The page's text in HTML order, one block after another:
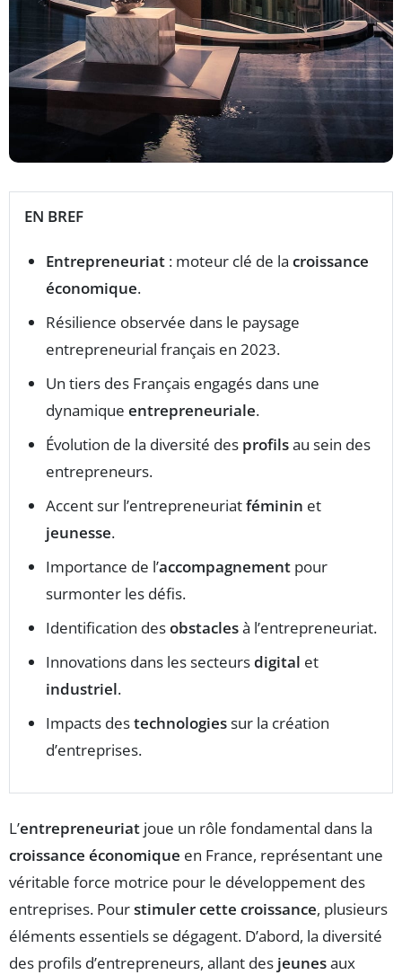
EN BREF
Entrepreneuriat : moteur clé de la croissance
économique.
Résilience observée dans le paysage
entrepreneurial français en 2023.
Un tiers des Français engagés dans une
dynamique entrepreneuriale.
Évolution de la diversité des profilsau sein des
entrepreneurs.
Accent sur l’entrepreneuriatféminin et
jeunesse.
Importance de l’accompagnement pour
surmonter les défis.
Identification desobstaclesà l’entrepreneuriat.
Innovations dans les secteursdigital et
industriel.
Impacts destechnologiessur la création
d’entreprises.
L’entrepreneuriat joue un rôle fondamental dans la
croissance économique en France, représentant une
véritable force motrice pour le développement des
entreprises. Pourstimuler cette croissance, plusieurs
éléments essentiels se dégagent. D’abord, la diversité
des profils d’entrepreneurs, allant des jeunesaux